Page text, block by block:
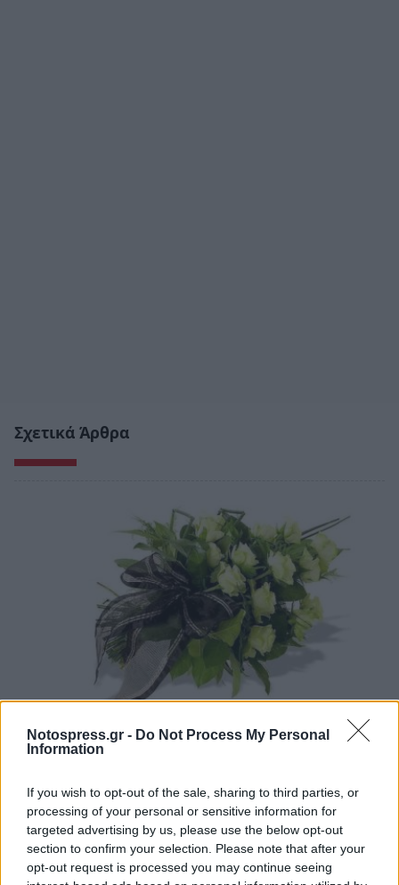
Notospress.gr - Do Not Process My Personal
Information
If you wish to opt-out of the sale, sharing to third parties, or
processing of your personal or sensitive information for
targeted advertising by us, please use the below opt-out
section to confirm your selection. Please note that after your
opt-out request is processed you may continue seeing
Σχετικά Άρθρα
Σπάρτη: «Έφυγαν» από κοντά μας…